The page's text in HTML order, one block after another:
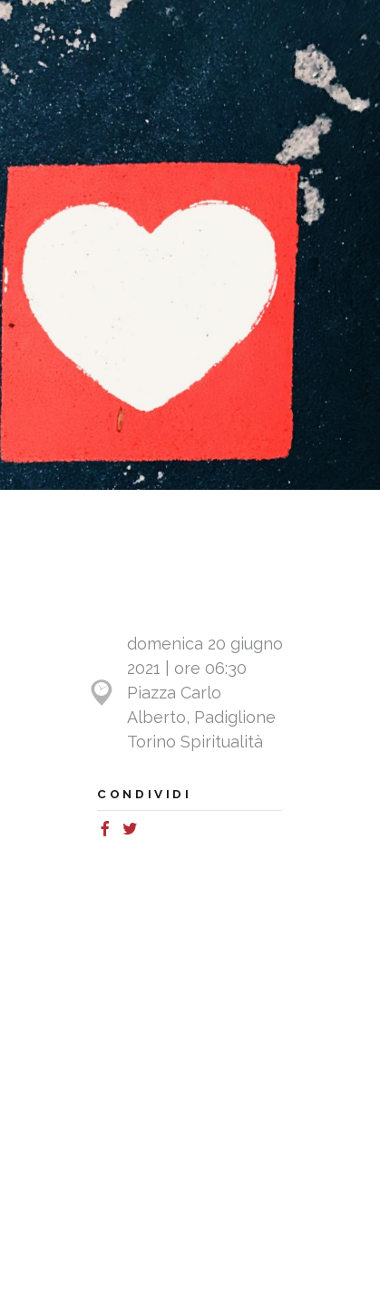
domenica 20 giugno
2021 | ore 06:30
Piazza Carlo
Alberto, Padiglione
Torino Spiritualità
CONDIVIDI